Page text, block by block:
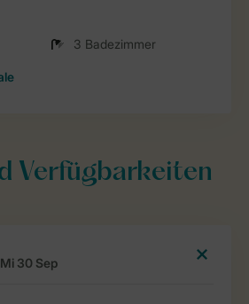
3 Badezimmer
Verfügbarkeiten